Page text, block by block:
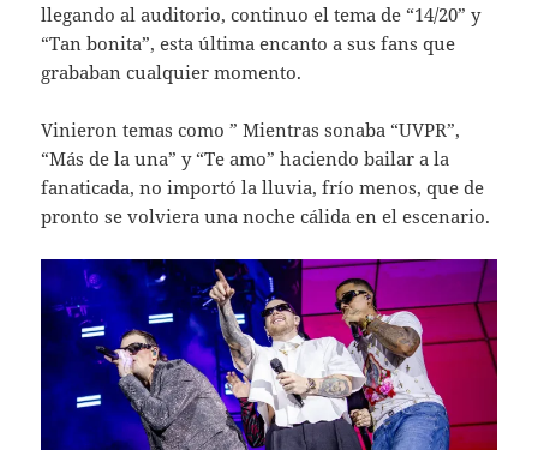
llegando al auditorio, continuo el tema de “14/20” y
“Tan bonita”, esta última encanto a sus fans que
grababan cualquier momento.
Vinieron temas como ” Mientras sonaba “UVPR”,
“Más de la una” y “Te amo” haciendo bailar a la
fanaticada, no importó la lluvia, frío menos, que de
pronto se volviera una noche cálida en el escenario.